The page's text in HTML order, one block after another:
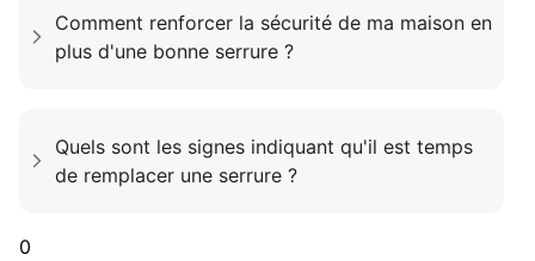
Comment renforcer la sécurité de ma maison en
plus d'une bonne serrure ?
Quels sont les signes indiquant qu'il est temps
de remplacer une serrure ?
0